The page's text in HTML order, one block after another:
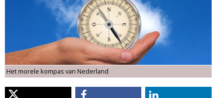
l
o
e
n
u
Het morele kompas van Nederland